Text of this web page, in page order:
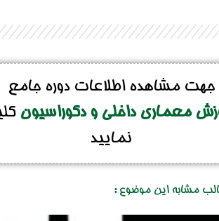
جهت مشاهده اطلاعات دوره جامع
معماری داخلی و دکوراسیون
نمایید
مشابه این موضوع :